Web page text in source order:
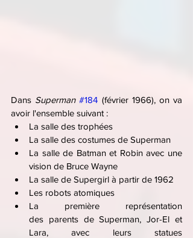
Dans Superman #184 (février 1966), on va
avoir l'ensemble suivant :
La salle des trophées
La salle des costumes de Superman
La salle de Batman et Robin avec une
vision de Bruce Wayne
La salle de Supergirl à partir de 1962
Les robots atomiques
La première représentation
des parents de Superman, Jor-El et
Lara, avec leurs statues